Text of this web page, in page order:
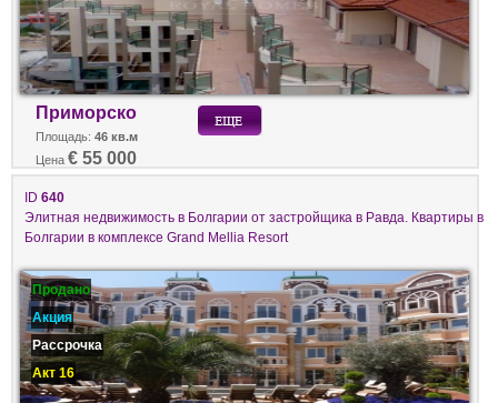
Приморско
Площадь: 46 кв.м
Цена € 55 000
ID 640
Элитная недвижимость в Болгарии от застройщика в Равда. Квартиры в
Болгарии в комплексе Grand Mellia Resort
Продано
Акция
Рассрочка
Акт 16